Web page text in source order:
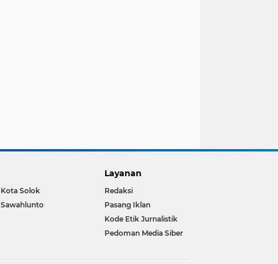
Kota Solok
Sawahlunto
Layanan
Redaksi
Pasang Iklan
Kode Etik Jurnalistik
Pedoman Media Siber